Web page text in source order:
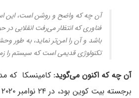
آن چه که واضح و روشن است، این
فناوری که انتظار می‌رفت انقلابی در
باشد و آن را امن‌تر نماید، به طور
تکنولوژی قدیمی است که سیستم را
آن چه که اکنون می‌گوید: کامینسکا که